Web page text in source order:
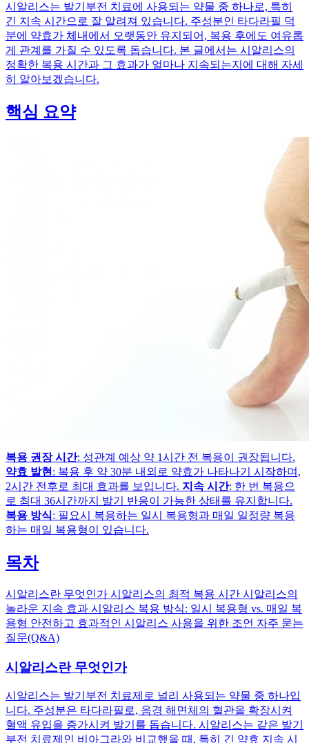
시알리스는 발기부전 치료에 사용되는 약물 중 하나로, 특히
긴 지속 시간으로 잘 알려져 있습니다. 주성분인 타다라필 덕
분에 약효가 체내에서 오랫동안 유지되어, 복용 후에도 여유롭
게 관계를 가질 수 있도록 돕습니다. 본 글에서는 시알리스의
정확한 복용 시간과 그 효과가 얼마나 지속되는지에 대해 자세
히 알아보겠습니다.
핵심 요약
복용 권장 시간: 성관계 예상 약 1시간 전 복용이 권장됩니다.
약효 발현 : 복용 후 약 30분 내외로 약효가 나타나기 시작하며,
2시간 전후로 최대 효과를 보입니다. 지속 시간: 한 번 복용으
로 최대 36시간까지 발기 반응이 가능한 상태를 유지합니다.
복용 방식: 필요시 복용하는 일시 복용형과 매일 일정량 복용
하는 매일 복용형이 있습니다.
목차
시알리스란 무엇인가 시알리스의 최적 복용 시간 시알리스의
놀라운 지속 효과 시알리스 복용 방식: 일시 복용형 vs. 매일 복
용형 안전하고 효과적인 시알리스 사용을 위한 조언 자주 묻는
질문(Q&A)
시알리스란 무엇인가
시알리스는 발기부전 치료제로 널리 사용되는 약물 중 하나입
니다. 주성분은 타다라필로, 음경 해면체의 혈관을 확장시켜
혈액 유입을 증가시켜 발기를 돕습니다. 시알리스는 같은 발기
부전 치료제인 비아그라와 비교했을 때, 특히 긴 약효 지속 시